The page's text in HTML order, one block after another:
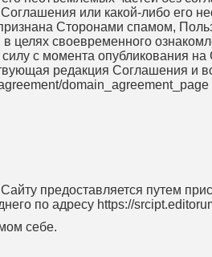
или какой-либо его
Сторонами спамом,
целях своевременного
с момента опубликования на
редакция Соглашения и
предоставляется путем
по адресу https://
себе.